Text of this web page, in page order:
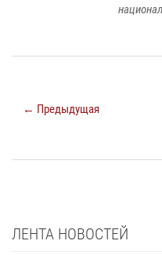
← Предыдущая
ЛЕНТА НОВОСТЕЙ